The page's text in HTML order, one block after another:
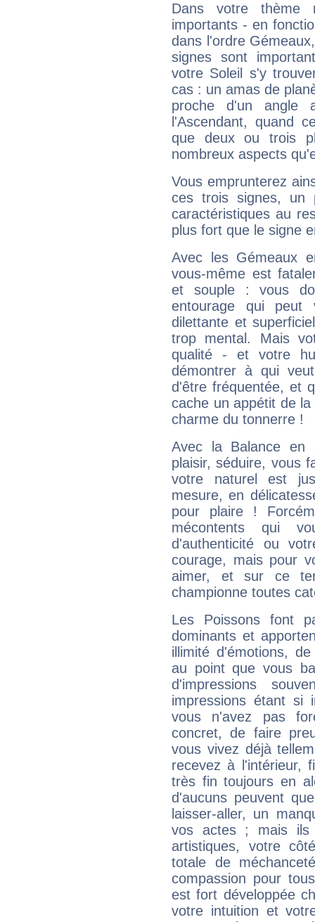
Dans votre thème
importants - en
dans l'ordre
signes sont
votre Soleil s'y
cas : un amas de
proche d'un
l'Ascendant, quand
que deux ou trois
nombreux aspects
Vous emprunterez
ces trois signes, un
caractéristiques au
plus fort que le signe
Avec les Gémeaux
vous-même est
et souple : vous
entourage qui
dilettante et
trop mental. Mais
qualité - et votre
démontrer à qui
d'être fréquentée, et
cache un appétit de
charme du tonnerre !
Avec la Balance en
plaisir, séduire, vous
votre naturel est
mesure, en
pour plaire !
mécontents qui
d'authenticité ou
courage, mais pour
aimer, et sur ce
championne toutes
Les Poissons font
dominants et
illimité d'émotions,
au point que vous
d'impressions
impressions étant si
vous n'avez pas
concret, de faire
vous vivez déjà
recevez à l'intérieur,
très fin toujours en
d'aucuns peuvent
laisser-aller, un
vos actes ; mais ils
artistiques, votre
totale de
compassion pour
est fort développée
votre intuition et